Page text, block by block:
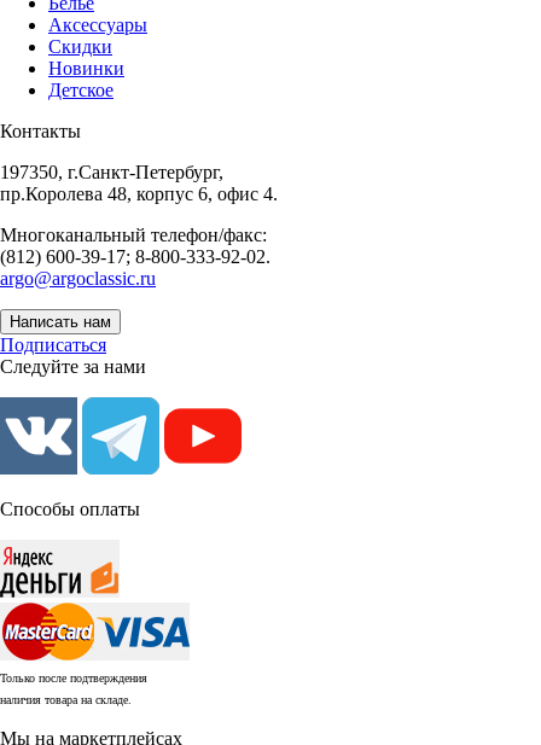
Аксессуары
Скидки
Новинки
Детское
Контакты
197350, г.Санкт-Петербург,
пр.Королева 48, корпус 6, офис 4.
Многоканальный телефон/факс:
(812) 600-39-17; 8-800-333-92-02.
argo@argoclassic.ru
Написать нам
Подписаться
Следуйте за нами
Способы оплаты
Только после подтверждения
наличия товара на складе.
Мы на маркетплейсах